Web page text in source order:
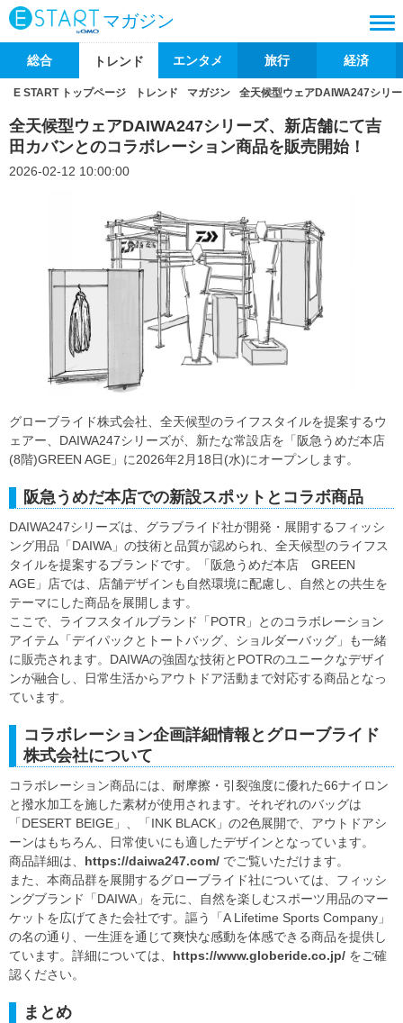
マガジン
総合 トレンド エンタメ 旅行 経済
E START トップページ トレンド マガジン 全天候型ウェアDAIWA247シリ
全天候型ウェアDAIWA247シリーズ、新店舗にて吉
田カバンとのコラボレーション商品を販売開始！
2026-02-12 10:00:00
グローブライド株式会社、全天候型のライフスタイルを提案するウ
ェアー、DAIWA247シリーズが、新たな常設店を「阪急うめだ本店
(8階)GREEN AGE」に2026年2月18日(水)にオープンします。
阪急うめだ本店での新設スポットとコラボ商品
DAIWA247シリーズは、グラブライド社が開発・展開するフィッシ
ング用品「DAIWA」の技術と品質が認められ、全天候型のライフス
タイルを提案するブランドです。「阪急うめだ本店 GREEN
AGE」店では、店舗デザインも自然環境に配慮し、自然との共生を
テーマにした商品を展開します。
ここで、ライフスタイルブランド「POTR」とのコラボレーション
アイテム「デイパックとトートバッグ、ショルダーバッグ」も一緒
に販売されます。DAIWAの強固な技術とPOTRのユニークなデザイ
ンが融合し、日常生活からアウトドア活動まで対応する商品となっ
ています。
コラボレーション企画詳細情報とグローブライド
株式会社について
コラボレーション商品には、耐摩擦・引裂強度に優れた66ナイロン
と撥水加工を施した素材が使用されます。それぞれのバッグは
「DESERT BEIGE」、「INK BLACK」の2色展開で、アウトドアシ
ーンはもちろん、日常使いにも適したデザインとなっています。
商品詳細は、 https://daiwa247.com/ でご覧いただけます。
また、本商品群を展開するグローブライド社については、フィッシ
ングブランド「DAIWA」を元に、自然を楽しむスポーツ用品のマー
ケットを広げてきた会社です。謳う「A Lifetime Sports Company」
の名の通り、一生涯を通じて爽快な感動を体感できる商品を提供し
ています。詳細については、 https://www.globeride.co.jp/ をご確
認ください。
まとめ